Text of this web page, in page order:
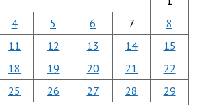
4 5 6 7
8
11 12 13 14
15
18 19 20 21
22
25 26 27 28
29